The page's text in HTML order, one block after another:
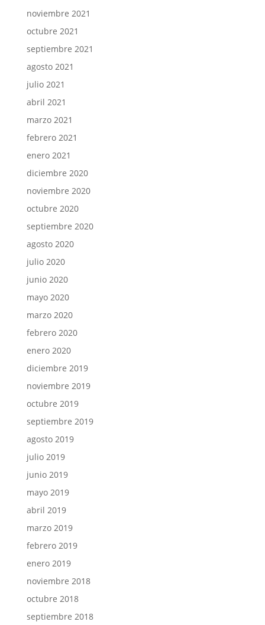
noviembre 2021
octubre 2021
septiembre 2021
agosto 2021
julio 2021
abril 2021
marzo 2021
febrero 2021
enero 2021
diciembre 2020
noviembre 2020
octubre 2020
septiembre 2020
agosto 2020
julio 2020
junio 2020
mayo 2020
marzo 2020
febrero 2020
enero 2020
diciembre 2019
noviembre 2019
octubre 2019
septiembre 2019
agosto 2019
julio 2019
junio 2019
mayo 2019
abril 2019
marzo 2019
febrero 2019
enero 2019
noviembre 2018
octubre 2018
septiembre 2018